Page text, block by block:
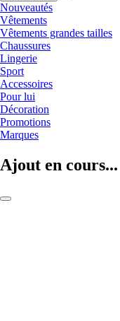
Nouveautés
Vêtements
Vêtements grandes tailles
Chaussures
Lingerie
Sport
Accessoires
Pour lui
Décoration
Promotions
Marques
Ajout en cours...